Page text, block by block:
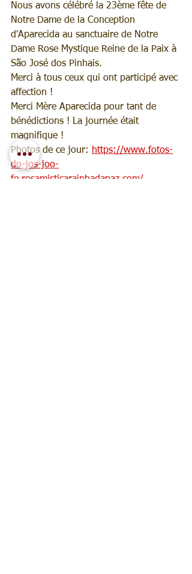
Nous avons célébré la 23ème fête de
Notre Dame de la Conception
d'Aparecida au sanctuaire de Notre
Dame Rose Mystique Reine de la Paix à
São José dos Pinhais.
Merci à tous ceux qui ont participé avec
affection !
Merci Mère Aparecida pour tant de
bénédictions ! La journée était
magnifique !
Photos de ce jour: https://www.fotos-
do-jos-joo-
fe.rosamisticarainhadapaz.com/